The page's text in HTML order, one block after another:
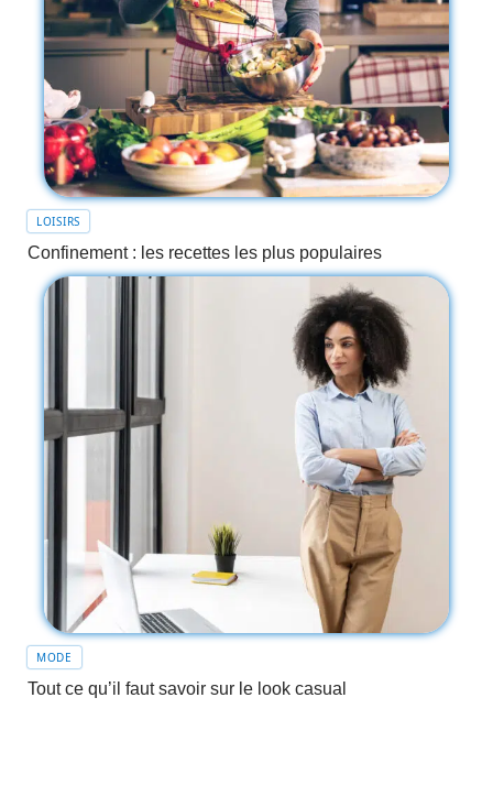
LOISIRS
Confinement : les recettes les plus populaires
MODE
Tout ce qu’il faut savoir sur le look casual